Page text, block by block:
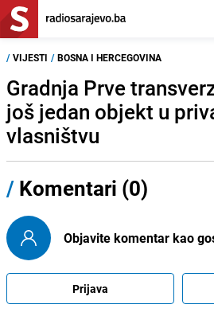
/ VIJESTI / BOSNA I HERCEGOVINA
Gradnja Prve
još jedan objekt u
vlasništvu
/ Komentari (0)
Objavite komentar kao
Prijava